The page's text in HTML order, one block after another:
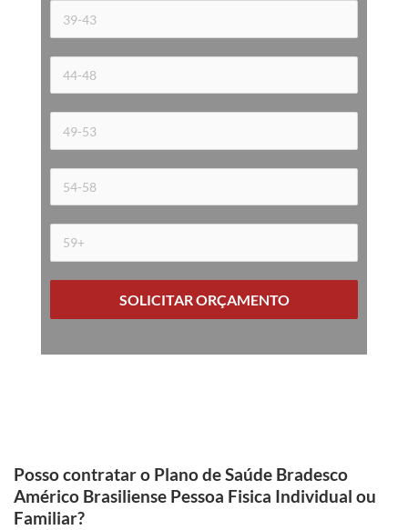
SOLICITAR ORÇAMENTO
Posso contratar o Plano de Saúde Bradesco
Américo Brasiliense Pessoa Fisica Individual ou
Familiar?